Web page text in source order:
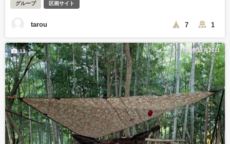
グループ 区画サイト
tarou 7 1
2022年11月21日
13